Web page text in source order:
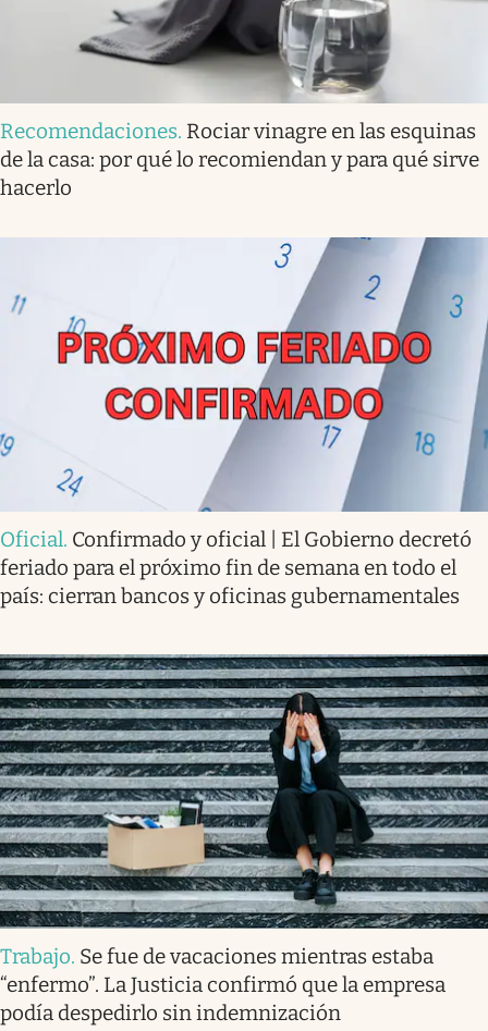
Recomendaciones. Rociar vinagre en las esquinas
de la casa: por qué lo recomiendan y para qué sirve
hacerlo
Oficial. Confirmado y oficial | El Gobierno decretó
feriado para el próximo fin de semana en todo el
país: cierran bancos y oficinas gubernamentales
Trabajo. Se fue de vacaciones mientras estaba
“enfermo”. La Justicia confirmó que la empresa
podía despedirlo sin indemnización